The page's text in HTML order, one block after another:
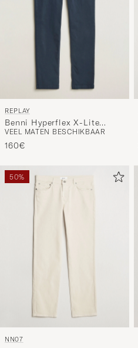
REPLAY
Benni Hyperflex X-Lite
Chinos Navy
VEEL MATEN BESCHIKBAAR
160€
50%
NN07